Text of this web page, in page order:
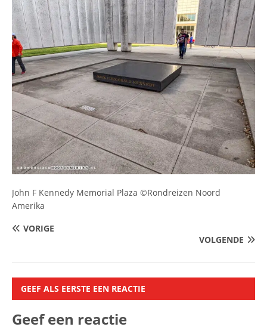
John F Kennedy Memorial Plaza ©Rondreizen Noord
Amerika
VORIGE
VOLGENDE
GEEF ALS EERSTE EEN REACTIE
Geef een reactie